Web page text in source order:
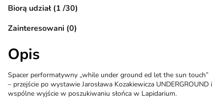
Biorą udział (1 /30)
Zainteresowani (0)
Opis
Spacer performatywny „while under ground ed let the sun touch”
– przejście po wystawie Jarosława Kozakiewicza UNDERGROUND i
wspólne wyjście w poszukiwaniu słońca w Lapidarium.